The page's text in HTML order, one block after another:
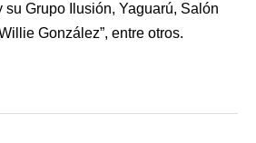
su Grupo Ilusión, Yaguarú, Salón
González”, entre otros.